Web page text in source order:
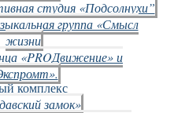
студия «Подсолнухи”
группа «Смысл
жизни
«PROДвижение» и
комплекс
замок»